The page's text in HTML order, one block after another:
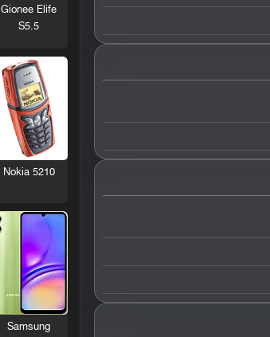
Gionee Elife
S5.5
Nokia 5210
Samsung